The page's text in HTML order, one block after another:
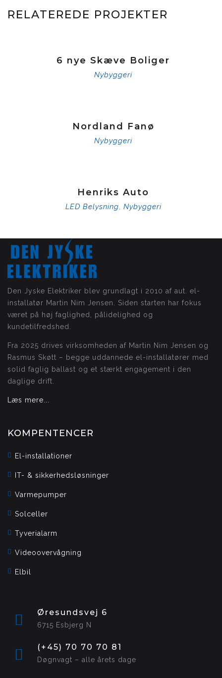
RELATEREDE PROJEKTER
6 nye Skæve Boliger
Nybyggeri
Nordland Fanø
Nybyggeri
Henriks Auto
LED Belysning Nybyggeri
Den Jyske Elektriker blev grundlagt i 2010 af aut. el-
installatør Martin Nim Jensen. Siden starten har fokus
været på høj faglighed, pålidelighed og
kundetilfredshed.
Fra 2025 drives virksomheden af Martin Nim Jensen og
Rasmus Skøtt – begge uddannede el-installatører med
solid faglig ballast og et stærkt engagement i den
daglige drift.
Læs mere...
KOMPENTENCER
El-installationer
IT- & sikkerhedsløsninger
Varmepumper
Solceller
Tyverialarm
Videoovervågning
Elbil
Øresundsvej 6
6715 Esbjerg N
(+45) 70 70 70 81
Døgnvagt – alle årets dage